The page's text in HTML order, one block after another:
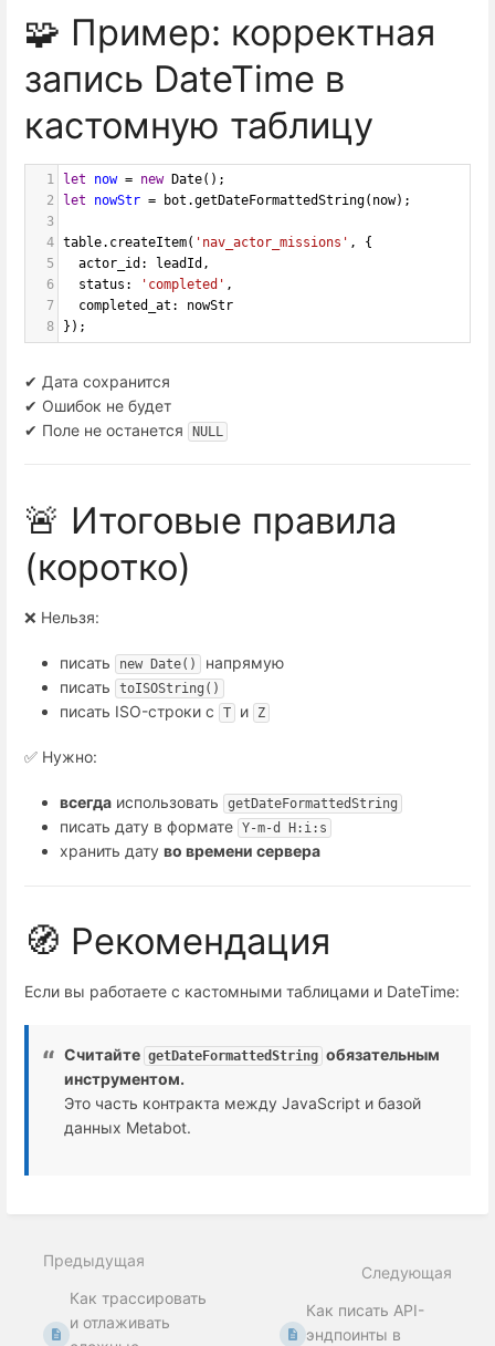
🧩 Пример: корректная
запись DateTime в
кастомную таблицу
1 let now = new Date();
2
let nowStr = bot .getDateFormattedString( now);
3
4 table. createItem( 'nav_actor_missions' , {
5
actor_id : leadId ,
6
status : 'completed' ,
7
completed_at : nowStr
8
});
✔ Дата сохранится
✔ Ошибок не будет
✔ Поле не останется
NULL
🚨 Итоговые правила
(коротко)
❌ Нельзя:
писать new Date()
напрямую
писать
toISOString()
писать ISO-строки с T и Z
✅ Нужно:
всегда использовать getDateFormattedString
писать дату в формате Y-m-d H:i:s
хранить дату во времени сервера
🧭 Рекомендация
Если вы работаете с кастомными таблицами и DateTime:
Считайте getDateFormattedString обязательным
инструментом.
Это часть контракта между JavaScript и базой
данных Metabot.
Предыдущая
Как трассировать
и отлаживать
Следующая
Как писать API-
эндпоинты в